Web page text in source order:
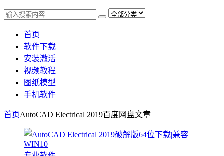
首页
软件下载
安装激活
视频教程
图纸模型
手机软件
首页AutoCAD Electrical 2019百度网盘文章